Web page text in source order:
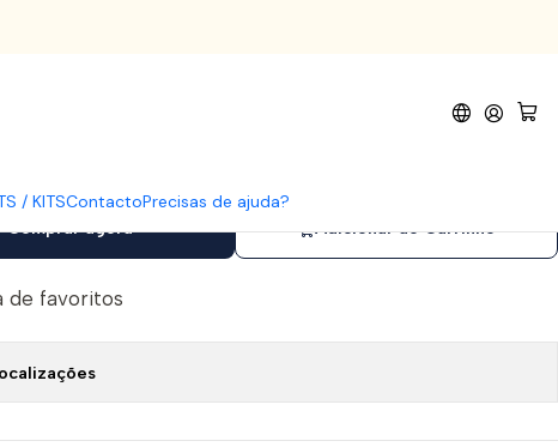
/ KITSContactoPrecisas de ajuda?
Gel 296
Adicionar ao Carrinho
Comprar agora
de favoritos